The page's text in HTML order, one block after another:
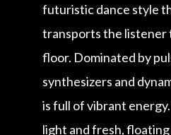
futuristic dance style
transports the listener
floor. Dominated by
synthesizers and
is full of vibrant
light and fresh,